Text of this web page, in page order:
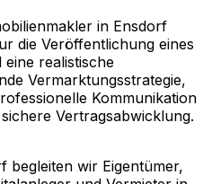
in Ensdorf
die Veröffentlichung eines
eine realistische
Vermarktungsstrategie,
Kommunikation
Vertragsabwicklung.
begleiten wir Eigentümer,